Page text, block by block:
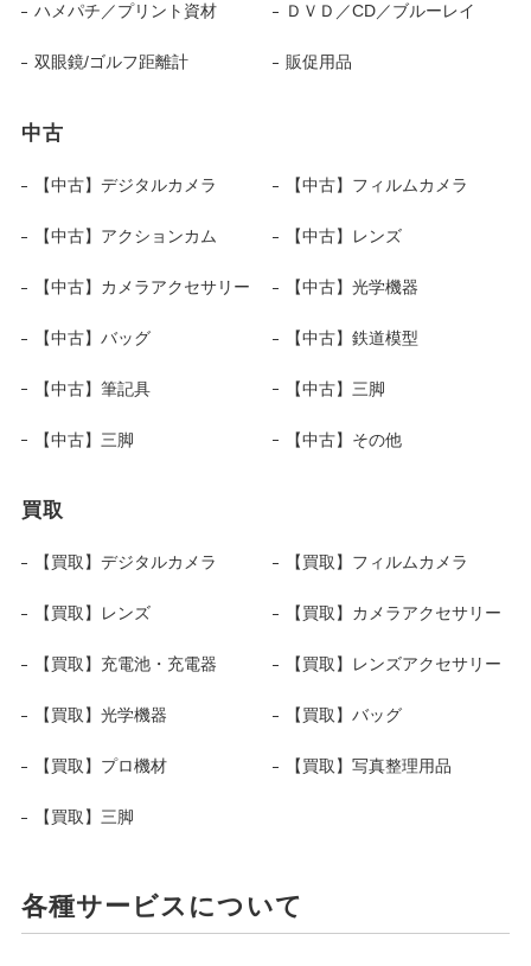
ハメパチ／プリント資材 ＤＶＤ／CD／ブルーレイ
双眼鏡/ゴルフ距離計 販促用品
中古
【中古】デジタルカメラ 【中古】フィルムカメラ
【中古】アクションカム 【中古】レンズ
【中古】カメラアクセサリー 【中古】光学機器
【中古】バッグ 【中古】鉄道模型
【中古】筆記具 【中古】三脚
【中古】三脚 【中古】その他
買取
【買取】デジタルカメラ 【買取】フィルムカメラ
【買取】レンズ 【買取】カメラアクセサリー
【買取】充電池・充電器 【買取】レンズアクセサリー
【買取】光学機器 【買取】バッグ
【買取】プロ機材 【買取】写真整理用品
【買取】三脚
各種サービスについて